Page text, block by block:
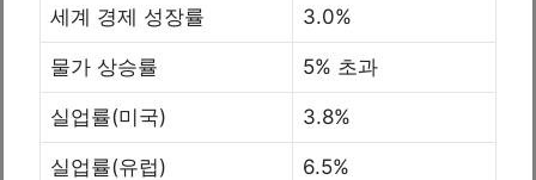
세계 경제 성장률 3.0%
물가 상승률 5% 초과
실업률(미국) 3.8%
실업률(유럽) 6.5%